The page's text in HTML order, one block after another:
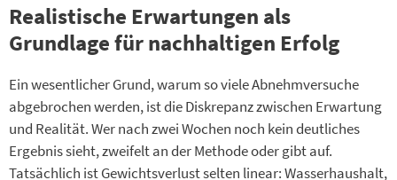
Realistische Erwartungen als
Grundlage für nachhaltigen Erfolg
Ein wesentlicher Grund, warum so viele Abnehmversuche
abgebrochen werden, ist die Diskrepanz zwischen Erwartung
und Realität. Wer nach zwei Wochen noch kein deutliches
Ergebnis sieht, zweifelt an der Methode oder gibt auf.
Tatsächlich ist Gewichtsverlust selten linear: Wasserhaushalt,